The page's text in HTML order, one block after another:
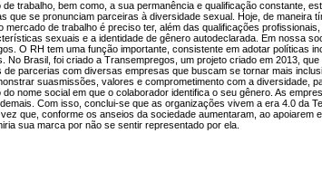
trabalho, bem como, a sua permanência e qualificação constante,
que se pronunciam parceiras à diversidade sexual. Hoje, de maneira
de trabalho é preciso ter, além das qualificações
sexuais e a identidade de gênero autodeclarada. Em nossa
O RH tem uma função importante, consistente em adotar políticas
Brasil, foi criado a Transempregos, um projeto criado em 2013,
parcerias com diversas empresas que buscam se tornar mais
suasmissões, valores e comprometimento com a diversidade,
nome social em que o colaborador identifica o seu gênero. As
Com isso, conclui-se que as organizações vivem a era 4.0 da
que, conforme os anseios da sociedade aumentaram, ao apoiarem
sua marca por não se sentir representado por ela.